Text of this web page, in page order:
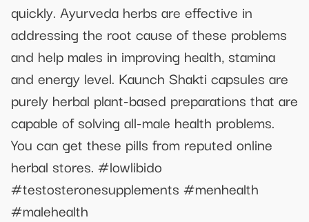
quickly. Ayurveda herbs are effective in
addressing the root cause of these problems
and help males in improving health, stamina
and energy level. Kaunch Shakti capsules are
purely herbal plant-based preparations that are
capable of solving all-male health problems.
You can get these pills from reputed online
herbal stores. #lowlibido
#testosteronesupplements #menhealth
#malehealth